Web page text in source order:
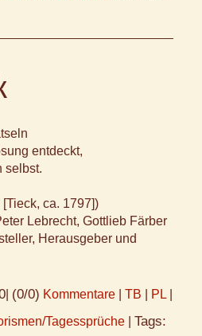
entdeckt,
selbst.
ca. 1797])
Lebrecht, Gottlieb Färber
Herausgeber und
(0/0) Kommentare TB PL
Tagessprüche Tags: